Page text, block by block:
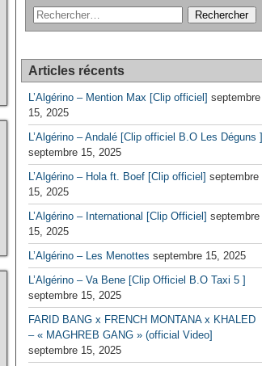
Articles récents
L’Algérino – Mention Max [Clip officiel] septembre
15, 2025
L’Algérino – Andalé [Clip officiel B.O Les Déguns ]
septembre 15, 2025
L’Algérino – Hola ft. Boef [Clip officiel] septembre
15, 2025
L’Algérino – International [Clip Officiel] septembre
15, 2025
L’Algérino – Les Menottes septembre 15, 2025
L’Algérino – Va Bene [Clip Officiel B.O Taxi 5 ]
septembre 15, 2025
FARID BANG x FRENCH MONTANA x KHALED
– « MAGHREB GANG » (official Video]
septembre 15, 2025